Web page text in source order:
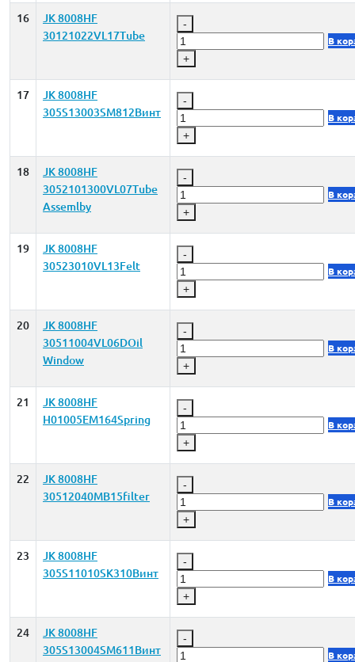
16
JK 8008HF
30121022VL17Tube
-
+
В
17
JK 8008HF
305S13003SM812Винт
-
+
В
18
JK 8008HF
3052101300VL07Tube
Assemlby
-
+
В
19
JK 8008HF
30523010VL13Felt
-
+
В
20
JK 8008HF
30511004VL06DOil
Window
-
+
В
21
JK 8008HF
H01005EM164Spring
-
+
В
22
JK 8008HF
30512040MB15filter
-
+
В
23
JK 8008HF
305S11010SK310Винт
-
+
В
24
JK 8008HF
305S13004SM611Винт
-
В